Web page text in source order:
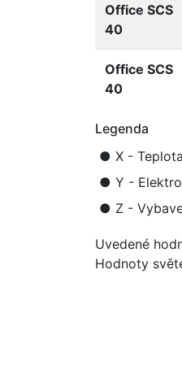
Office SCS
40
Office SCS
40
Legenda
● X -
● Y -
● Z -
Uvedené
Hodnoty